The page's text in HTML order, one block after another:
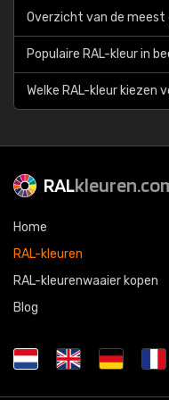
Overzicht van de meest
Populaire RAL-kleur in
Welke RAL-kleur kiezen
RAL
Home
RAL-kleuren
RAL-kleurenwaaier kopen
Blog